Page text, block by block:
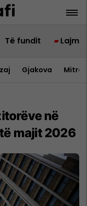
Të fundit Lajme
Gjakova
në
majit 2026